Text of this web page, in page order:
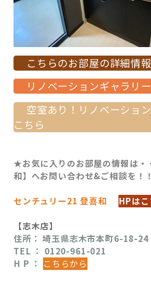
こちらのお部屋の詳細情
リノベーションギャラリ
空室あり！リノベーショ
こちら
★お気に入りのお部屋の情報は・
和】へお問い合わせ&ご相談を！！
センチュリー21 登喜和 HPはこ
【志木店】
住所： 埼玉県志木市本町6-18-24
TEL ： 0120-961-021
H P ：
こちらから